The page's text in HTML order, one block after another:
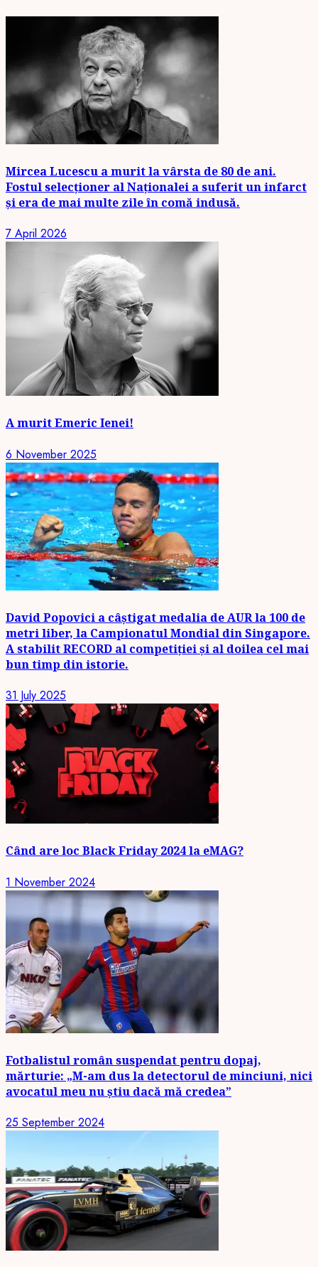
Mircea Lucescu a murit la vârsta de 80 de ani.
Fostul selecționer al Naționalei a suferit un infarct
și era de mai multe zile în comă indusă.
7 April 2026
A murit Emeric Ienei!
6 November 2025
David Popovici a câștigat medalia de AUR la 100 de
metri liber, la Campionatul Mondial din Singapore.
A stabilit RECORD al competiției și al doilea cel mai
bun timp din istorie.
31 July 2025
Când are loc Black Friday 2024 la eMAG?
1 November 2024
Fotbalistul român suspendat pentru dopaj,
mărturie: „M-am dus la detectorul de minciuni, nici
avocatul meu nu știu dacă mă credea”
25 September 2024